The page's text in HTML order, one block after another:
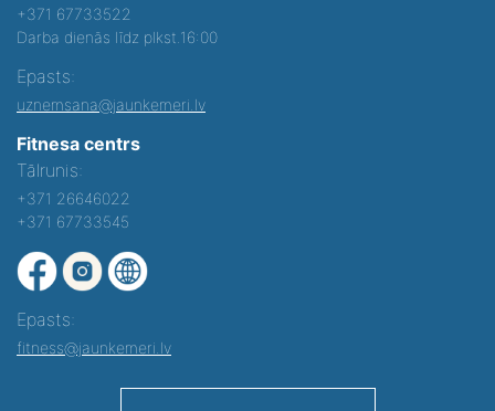
+371 67733522
Darba dienās līdz plkst.16:00
Epasts:
uznemsana@jaunkemeri.lv
Fitnesa centrs
Tālrunis:
+371 26646022
+371 67733545
Epasts:
fitness@jaunkemeri.lv